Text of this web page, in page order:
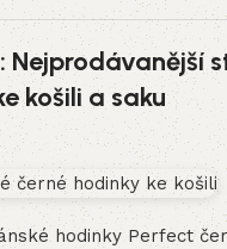
Nejprodávanější
košili a saku
hodinky Perfect